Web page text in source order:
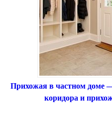
Прихожая в частном доме
коридора и